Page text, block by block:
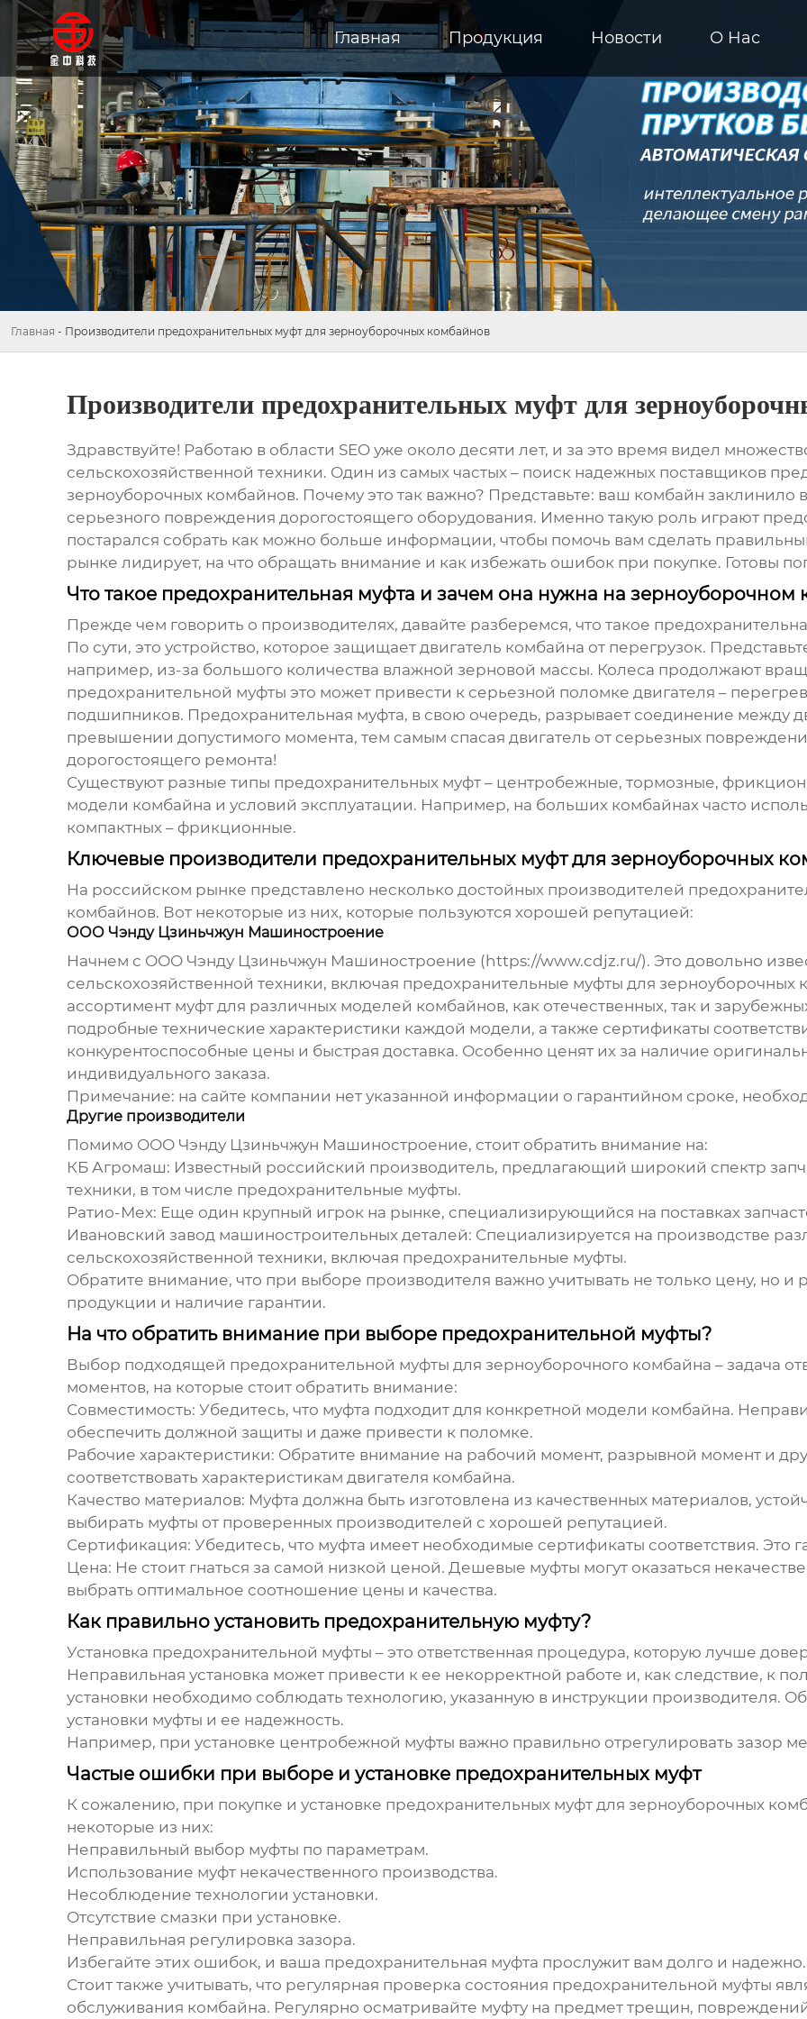
Главная Продукция Новости О Hас
Главная - Производители предохранительных муфт для зерноуборочных комбайнов
Производители предохранительных муфт для
Здравствуйте! Работаю в области SEO уже около десяти лет, и за это время видел
сельскохозяйственной техники. Один из самых частых – поиск надежных поставщиков
зерноуборочных комбайнов. Почему это так важно? Представьте: ваш комбайн
серьезного повреждения дорогостоящего оборудования. Именно такую роль играют
постарался собрать как можно больше информации, чтобы помочь вам сделать
рынке лидирует, на что обращать внимание и как избежать ошибок при покупке. Готовы
Что такое предохранительная муфта и зачем она нужна на зерноуборочном
Прежде чем говорить о производителях, давайте разберемся, что такое
По сути, это устройство, которое защищает двигатель комбайна от перегрузок.
например, из-за большого количества влажной зерновой массы. Колеса продолжают
предохранительной муфты это может привести к серьезной поломке двигателя –
подшипников. Предохранительная муфта, в свою очередь, разрывает соединение между
превышении допустимого момента, тем самым спасая двигатель от серьезных
дорогостоящего ремонта!
Существуют разные типы предохранительных муфт – центробежные, тормозные,
модели комбайна и условий эксплуатации. Например, на больших комбайнах часто
компактных – фрикционные.
Ключевые производители предохранительных муфт для зерноуборочных
На российском рынке представлено несколько достойных производителей
комбайнов. Вот некоторые из них, которые пользуются хорошей репутацией:
ООО Чэнду Цзиньчжун Машиностроение
Начнем с ООО Чэнду Цзиньчжун Машиностроение (https://www.cdjz.ru/). Это довольно
сельскохозяйственной техники, включая предохранительные муфты для зерноуборочных
ассортимент муфт для различных моделей комбайнов, как отечественных, так и
подробные технические характеристики каждой модели, а также сертификаты
конкурентоспособные цены и быстрая доставка. Особенно ценят их за наличие
индивидуального заказа.
Примечание: на сайте компании нет указанной информации о гарантийном сроке,
Другие производители
Помимо ООО Чэнду Цзиньчжун Машиностроение, стоит обратить внимание на:
КБ Агромаш: Известный российский производитель, предлагающий широкий спектр
техники, в том числе предохранительные муфты.
Ратио-Мех: Еще один крупный игрок на рынке, специализирующийся на поставках
Ивановский завод машиностроительных деталей: Специализируется на производстве
сельскохозяйственной техники, включая предохранительные муфты.
Обратите внимание, что при выборе производителя важно учитывать не только цену, но и
продукции и наличие гарантии.
На что обратить внимание при выборе предохранительной муфты?
Выбор подходящей предохранительной муфты для зерноуборочного комбайна – задача
моментов, на которые стоит обратить внимание:
Совместимость: Убедитесь, что муфта подходит для конкретной модели комбайна.
обеспечить должной защиты и даже привести к поломке.
Рабочие характеристики: Обратите внимание на рабочий момент, разрывной момент и
соответствовать характеристикам двигателя комбайна.
Качество материалов: Муфта должна быть изготовлена из качественных материалов,
выбирать муфты от проверенных производителей с хорошей репутацией.
Сертификация: Убедитесь, что муфта имеет необходимые сертификаты соответствия. Это
Цена: Не стоит гнаться за самой низкой ценой. Дешевые муфты могут оказаться
выбрать оптимальное соотношение цены и качества.
Как правильно установить предохранительную муфту?
Установка предохранительной муфты – это ответственная процедура, которую лучше
Неправильная установка может привести к ее некорректной работе и, как следствие, к
установки необходимо соблюдать технологию, указанную в инструкции производителя.
установки муфты и ее надежность.
Например, при установке центробежной муфты важно правильно отрегулировать зазор
Частые ошибки при выборе и установке предохранительных муфт
К сожалению, при покупке и установке предохранительных муфт для зерноуборочных
некоторые из них:
Неправильный выбор муфты по параметрам.
Использование муфт некачественного производства.
Несоблюдение технологии установки.
Отсутствие смазки при установке.
Неправильная регулировка зазора.
Избегайте этих ошибок, и ваша предохранительная муфта прослужит вам долго и надежно.
Стоит также учитывать, что регулярная проверка состояния предохранительной муфты
обслуживания комбайна. Регулярно осматривайте муфту на предмет трещин,